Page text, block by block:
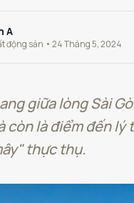
A
động sản • 24 Tháng 5, 2024
giữa lòng Sài
còn là điểm đến
thực thụ.